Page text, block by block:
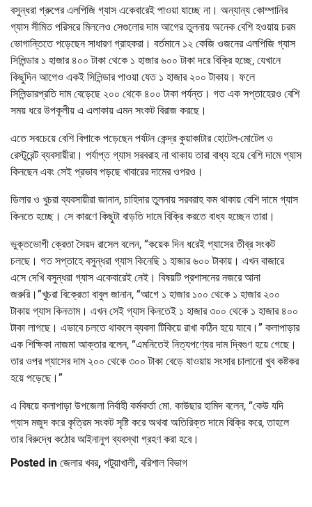
বসুন্ধরা গ্রুপের এলপিজি গ্যাস একেবারেই পাওয়া যাচ্ছে না। অন্যান্য কোম্পানির
গ্যাস সীমিত পরিসরে মিললেও সেগুলোর দাম আগের তুলনায় অনেক বেশি হওয়ায় চরম
ভোগান্তিতে পড়েছেন সাধারণ গ্রাহকরা। বর্তমানে ১২ কেজি ওজনের এলপিজি গ্যাস
সিলিন্ডার ১ হাজার ৪০০ টাকা থেকে ১ হাজার ৬০০ টাকা দরে বিক্রি হচ্ছে, যেখানে
কিছুদিন আগেও একই সিলিন্ডার পাওয়া যেত ১ হাজার ২০০ টাকায়। ফলে
সিলিন্ডারপ্রতি দাম বেড়েছে ২০০ থেকে ৪০০ টাকা পর্যন্ত। গত এক সপ্তাহেরও বেশি
সময় ধরে উপকূলীয় এ এলাকায় এমন সংকট বিরাজ করছে।
এতে সবচেয়ে বেশি বিপাকে পড়েছেন পর্যটন কেন্দ্র কুয়াকাটার হোটেল-মোটেল ও
রেস্টুরেন্ট ব্যবসায়ীরা। পর্যাপ্ত গ্যাস সরবরাহ না থাকায় তারা বাধ্য হয়ে বেশি দামে গ্যাস
কিনছেন এবং সেই প্রভাব পড়ছে খাবারের দামের ওপরও।
ডিলার ও খুচরা ব্যবসায়ীরা জানান, চাহিদার তুলনায় সরবরাহ কম থাকায় বেশি দামে গ্যাস
কিনতে হচ্ছে। সে কারণে কিছুটা বাড়তি দামে বিক্রি করতে বাধ্য হচ্ছেন তারা।
ভুক্তভোগী ক্রেতা সৈয়দ রাসেল বলেন, “কয়েক দিন ধরেই গ্যাসের তীব্র সংকট
চলছে। গত সপ্তাহে বসুন্ধরা গ্যাস কিনেছি ১ হাজার ৬০০ টাকায়। এখন বাজারে
এসে দেখি বসুন্ধরা গ্যাস একেবারেই নেই। বিষয়টি প্রশাসনের নজরে আনা
জরুরি।”খুচরা বিক্রেতা বাবুল জানান, “আগে ১ হাজার ১০০ থেকে ১ হাজার ২০০
টাকায় গ্যাস কিনতাম। এখন সেই গ্যাস কিনতেই ১ হাজার ৩০০ থেকে ১ হাজার ৪০০
টাকা লাগছে। এভাবে চলতে থাকলে ব্যবসা টিকিয়ে রাখা কঠিন হয়ে যাবে।” কলাপাড়ার
এক শিক্ষিকা নাজমা আক্তার বলেন, “এমনিতেই নিত্যপণ্যের দাম দ্বিগুণ হয়ে গেছে।
তার ওপর গ্যাসের দাম ২০০ থেকে ৩০০ টাকা বেড়ে যাওয়ায় সংসার চালানো খুব কষ্টকর
হয়ে পড়েছে।”
এ বিষয়ে কলাপাড়া উপজেলা নির্বাহী কর্মকর্তা মো. কাউছার হামিদ বলেন, “কেউ যদি
গ্যাস মজুদ করে কৃত্রিম সংকট সৃষ্টি করে অথবা অতিরিক্ত দামে বিক্রি করে, তাহলে
তার বিরুদ্ধে কঠোর আইনানুগ ব্যবস্থা গ্রহণ করা হবে।
Posted in জেলার খবর, পটুয়াখালী, বরিশাল বিভাগ